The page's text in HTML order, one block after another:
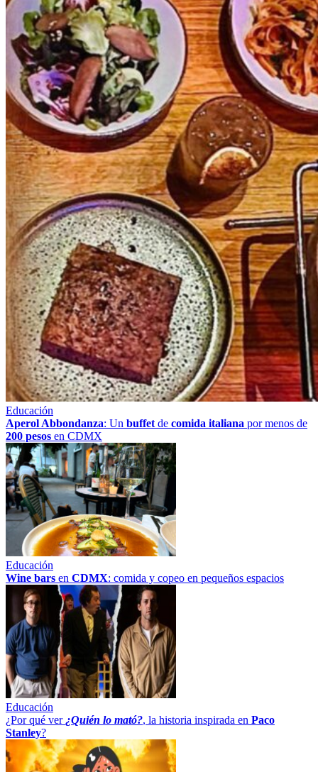
Educación
Aperol Abbondanza: Un buffet de comida italiana por menos de
200 pesos en CDMX
Educación
Wine bars en CDMX: comida y copeo en pequeños espacios
Educación
¿Por qué ver ¿Quién lo mató?, la historia inspirada en Paco
Stanley?